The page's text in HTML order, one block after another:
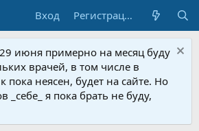
Вход Регистрация
июня примерно на месяц буду
врачей, в том числе в
пока неясен, будет на сайте. Но
_себе_ я пока брать не буду,